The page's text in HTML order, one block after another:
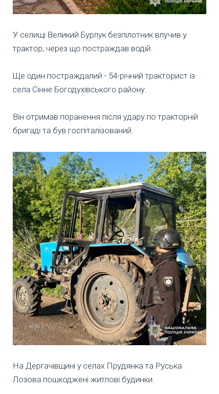
У селищі Великий Бурлук безпілотник влучив у
трактор, через що постраждав водій.
Ще один постраждалий - 54-річний тракторист із
села Сінне Богодухівського району.
Він отримав поранення після удару по тракторній
бригаді та був госпіталізований.
На Дергачівщині у селах Прудянка та Руська
Лозова пошкоджені житлові будинки.